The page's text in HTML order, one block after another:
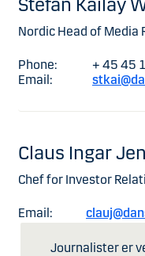
Stefan Kailay
Nordic Head of Media
Phone:
+ 45 45
Email:
Claus Ingar
Chef for Investor
Email:
Journalister er